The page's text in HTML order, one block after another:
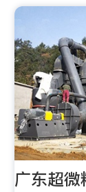
广东超微